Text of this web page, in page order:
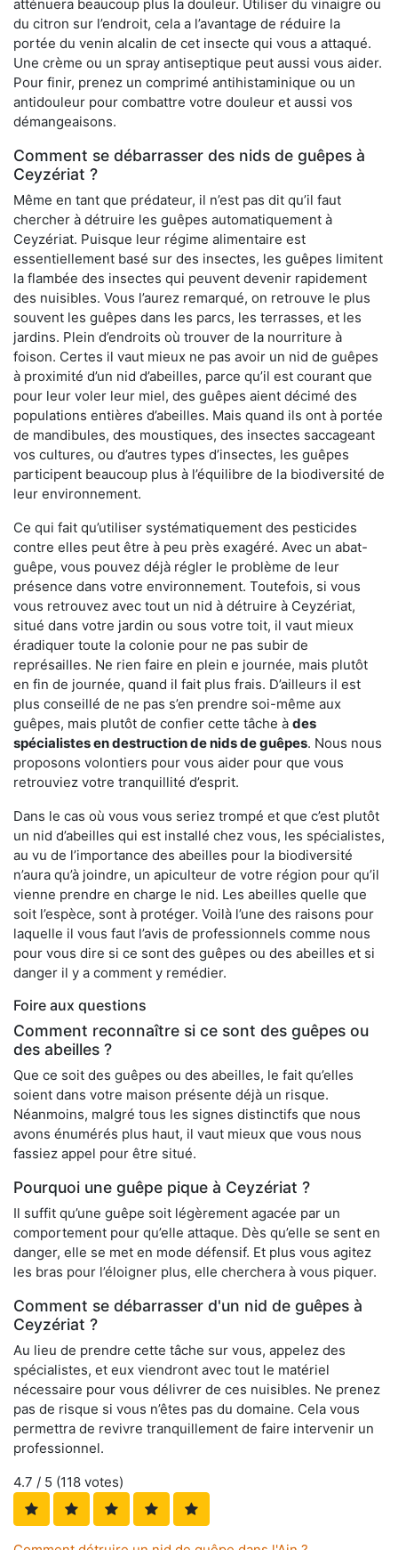
atténuera beaucoup plus la douleur. Utiliser du vinaigre ou
du citron sur l’endroit, cela a l’avantage de réduire la
portée du venin alcalin de cet insecte qui vous a attaqué.
Une crème ou un spray antiseptique peut aussi vous aider.
Pour finir, prenez un comprimé antihistaminique ou un
antidouleur pour combattre votre douleur et aussi vos
démangeaisons.
Comment se débarrasser des nids de guêpes à
Ceyzériat ?
Même en tant que prédateur, il n’est pas dit qu’il faut
chercher à détruire les guêpes automatiquement à
Ceyzériat. Puisque leur régime alimentaire est
essentiellement basé sur des insectes, les guêpes limitent
la flambée des insectes qui peuvent devenir rapidement
des nuisibles. Vous l’aurez remarqué, on retrouve le plus
souvent les guêpes dans les parcs, les terrasses, et les
jardins. Plein d’endroits où trouver de la nourriture à
foison. Certes il vaut mieux ne pas avoir un nid de guêpes
à proximité d’un nid d’abeilles, parce qu’il est courant que
pour leur voler leur miel, des guêpes aient décimé des
populations entières d’abeilles. Mais quand ils ont à portée
de mandibules, des moustiques, des insectes saccageant
vos cultures, ou d’autres types d’insectes, les guêpes
participent beaucoup plus à l’équilibre de la biodiversité de
leur environnement.
Ce qui fait qu’utiliser systématiquement des pesticides
contre elles peut être à peu près exagéré. Avec un abat-
guêpe, vous pouvez déjà régler le problème de leur
présence dans votre environnement. Toutefois, si vous
vous retrouvez avec tout un nid à détruire à Ceyzériat,
situé dans votre jardin ou sous votre toit, il vaut mieux
éradiquer toute la colonie pour ne pas subir de
représailles. Ne rien faire en plein e journée, mais plutôt
en fin de journée, quand il fait plus frais. D’ailleurs il est
plus conseillé de ne pas s’en prendre soi-même aux
guêpes, mais plutôt de confier cette tâche à des
spécialistes en destruction de nids de guêpes. Nous nous
proposons volontiers pour vous aider pour que vous
retrouviez votre tranquillité d’esprit.
Dans le cas où vous vous seriez trompé et que c’est plutôt
un nid d’abeilles qui est installé chez vous, les spécialistes,
au vu de l’importance des abeilles pour la biodiversité
n’aura qu’à joindre, un apiculteur de votre région pour qu’il
vienne prendre en charge le nid. Les abeilles quelle que
soit l’espèce, sont à protéger. Voilà l’une des raisons pour
laquelle il vous faut l’avis de professionnels comme nous
pour vous dire si ce sont des guêpes ou des abeilles et si
danger il y a comment y remédier.
Foire aux questions
Comment reconnaître si ce sont des guêpes ou
des abeilles ?
Que ce soit des guêpes ou des abeilles, le fait qu’elles
soient dans votre maison présente déjà un risque.
Néanmoins, malgré tous les signes distinctifs que nous
avons énumérés plus haut, il vaut mieux que vous nous
fassiez appel pour être situé.
Pourquoi une guêpe pique à Ceyzériat ?
Il suffit qu’une guêpe soit légèrement agacée par un
comportement pour qu’elle attaque. Dès qu’elle se sent en
danger, elle se met en mode défensif. Et plus vous agitez
les bras pour l’éloigner plus, elle cherchera à vous piquer.
Comment se débarrasser d'un nid de guêpes à
Ceyzériat ?
Au lieu de prendre cette tâche sur vous, appelez des
spécialistes, et eux viendront avec tout le matériel
nécessaire pour vous délivrer de ces nuisibles. Ne prenez
pas de risque si vous n’êtes pas du domaine. Cela vous
permettra de revivre tranquillement de faire intervenir un
professionnel.
4.7 / 5 (118 votes)